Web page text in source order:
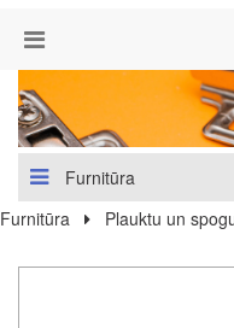
Furnitūra
Furnitūra
Plauktu un